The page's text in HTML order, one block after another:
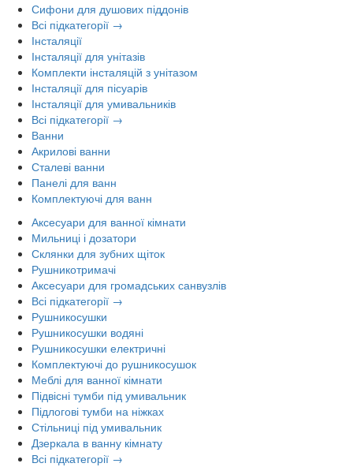
Сифони для душових піддонів
Всі підкатегорії →
Інсталяції
Інсталяції для унітазів
Комплекти інсталяцій з унітазом
Інсталяції для пісуарів
Інсталяції для умивальників
Всі підкатегорії →
Ванни
Акрилові ванни
Сталеві ванни
Панелі для ванн
Комплектуючі для ванн
Аксесуари для ванної кімнати
Мильниці і дозатори
Склянки для зубних щіток
Рушникотримачі
Аксесуари для громадських санвузлів
Всі підкатегорії →
Рушникосушки
Рушникосушки водяні
Рушникосушки електричні
Комплектуючі до рушникосушок
Меблі для ванної кімнати
Підвісні тумби під умивальник
Підлогові тумби на ніжках
Стільниці під умивальник
Дзеркала в ванну кімнату
Всі підкатегорії →